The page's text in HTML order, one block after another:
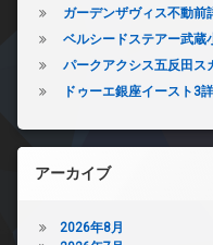
ガーデンザヴィス不動前
ベルシードステアー武蔵
パークアクシス五反田ス
ドゥーエ銀座イースト3
アーカイブ
2026年8月